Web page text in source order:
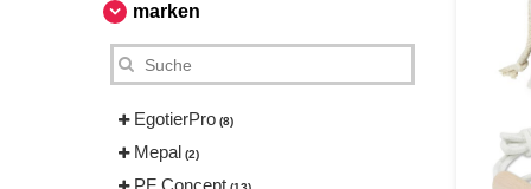
marken
EgotierPro (8)
Mepal (2)
PF Concept